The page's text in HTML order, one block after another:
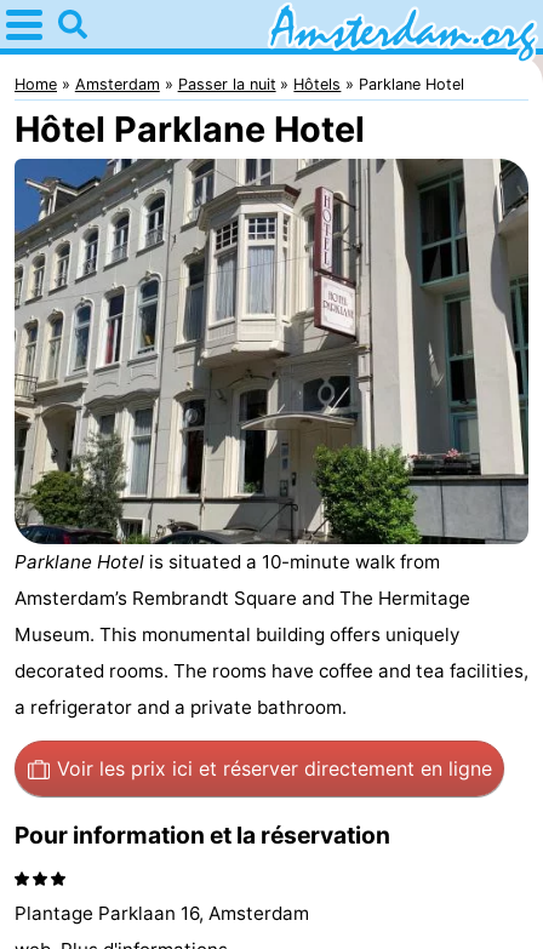
Home
Amsterdam
Itinéraires
Avec
les
enfants
Jeunes
adultes
Gratuitement
Passer
la
nuit
Appartements
Campings
Chambre
d'hôtes
Chaumières
-
Het
Amsterdamse
Bos
-
Spaarnwoude
Hôtels
Last
minutes
Musées
Home Amsterdam Passer la nuit Hôtels Parklane Hotel
Hôtel Parklane Hotel
Parklane Hotel is situated a 10-minute walk from
Amsterdam’s Rembrandt Square and The Hermitage
Museum. This monumental building offers uniquely
decorated rooms. The rooms have coffee and tea facilities,
a refrigerator and a private bathroom.
Voir les prix ici et réserver directement en ligne
Pour information et la réservation
Plantage Parklaan 16, Amsterdam